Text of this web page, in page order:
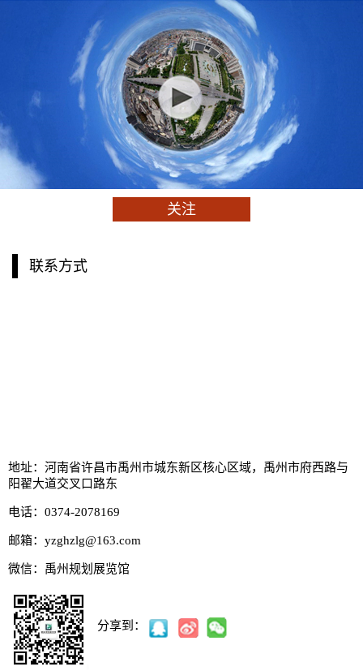
关注
联系方式
地址：河南省许昌市禹州市城东新区核心区域，禹州市府西路与
阳翟大道交叉口路东
电话：0374-2078169
邮箱：yzghzlg@163.com
微信： 禹州规划展览馆
分享到：